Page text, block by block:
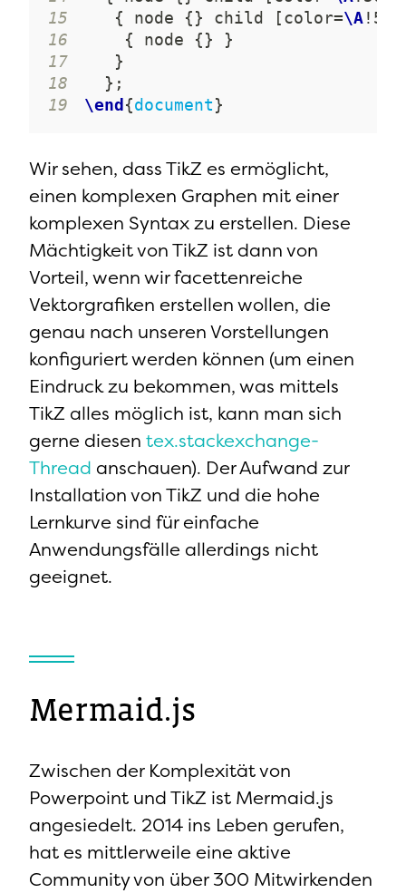
15
{ node {} child [color=\A!50!
16
{ node {}
}
17
}
18
}
19
\end {document}
Wir sehen, dass TikZ es ermöglicht,
einen komplexen Graphen mit einer
komplexen Syntax zu erstellen. Diese
Mächtigkeit von TikZ ist dann von
Vorteil, wenn wir facettenreiche
Vektorgrafiken erstellen wollen, die
genau nach unseren Vorstellungen
konfiguriert werden können (um einen
Eindruck zu bekommen, was mittels
TikZ alles möglich ist, kann man sich
gerne diesen tex.stackexchange-
Thread anschauen). Der Aufwand zur
Installation von TikZ und die hohe
Lernkurve sind für einfache
Anwendungsfälle allerdings nicht
geeignet.
Mermaid.js
Zwischen der Komplexität von
Powerpoint und TikZ ist Mermaid.js
angesiedelt. 2014 ins Leben gerufen,
hat es mittlerweile eine aktive
Community von über 300 Mitwirkenden